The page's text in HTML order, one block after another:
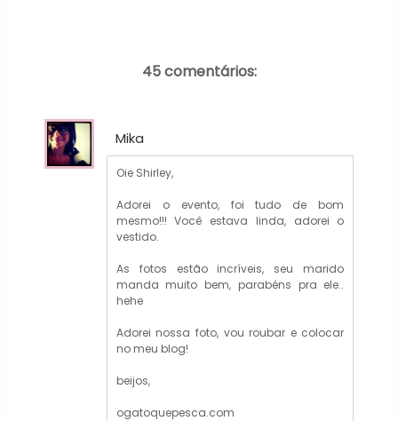
45 comentários:
Mika
Oie Shirley,
Adorei o evento, foi tudo de bom
mesmo!!! Você estava linda, adorei o
vestido.
As fotos estão incríveis, seu marido
manda muito bem, parabéns pra ele..
hehe
Adorei nossa foto, vou roubar e colocar
no meu blog!
beijos,
ogatoquepesca.com